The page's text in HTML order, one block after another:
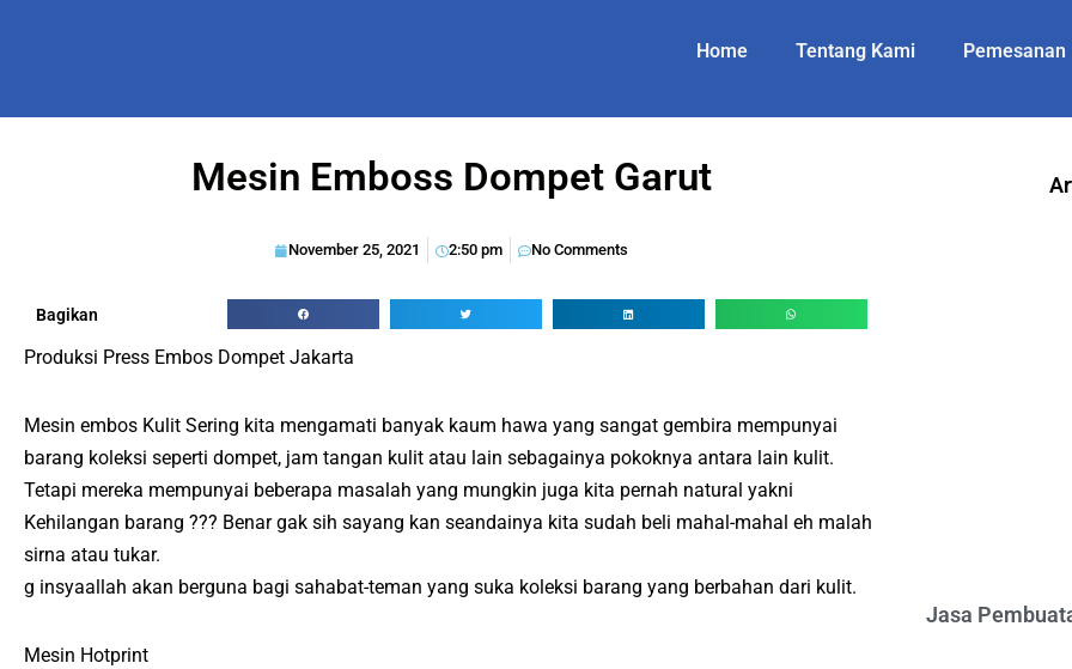
Home Tentang Kami Pemesanan
Mesin Emboss Dompet Garut
November 25, 2021 2:50 pm No Comments
Bagikan
Produksi Press Embos Dompet Jakarta
Mesin embos Kulit Sering kita mengamati banyak kaum hawa yang sangat gembira mempunyai
barang koleksi seperti dompet, jam tangan kulit atau lain sebagainya pokoknya antara lain kulit.
Tetapi mereka mempunyai beberapa masalah yang mungkin juga kita pernah natural yakni
Kehilangan barang ??? Benar gak sih sayang kan seandainya kita sudah beli mahal-mahal eh malah
sirna atau tukar.
g insyaallah akan berguna bagi sahabat-teman yang suka koleksi barang yang berbahan dari kulit.
Mesin Hotprint
Jasa